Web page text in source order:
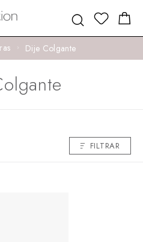
Dije Colgante
FILTRAR